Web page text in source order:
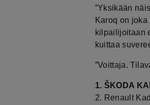
”Yksikään
Karoq on
kilpailijoitaan
kuittaa
”Voittaja.
1. ŠKODA
2. Renault